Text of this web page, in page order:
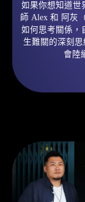
如果你想知道世
師 Alex 和 阿灰
如何思考關係，
生難關的深刻
會陸